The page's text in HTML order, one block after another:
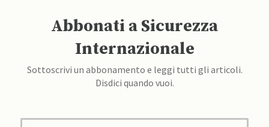
Abbonati a Sicurezza
Internazionale
Sottoscrivi un abbonamento e leggi tutti gli articoli.
Disdici quando vuoi.